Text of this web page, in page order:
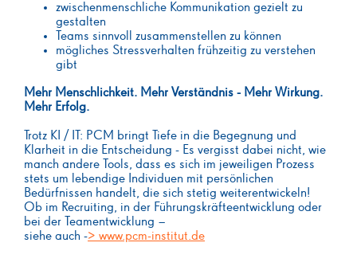
zwischenmenschliche Kommunikation gezielt zu
gestalten
Teams sinnvoll zusammenstellen zu können
mögliches Stressverhalten frühzeitig zu verstehen
gibt
Mehr Menschlichkeit. Mehr Verständnis - Mehr Wirkung.
Mehr Erfolg.
Trotz KI / IT: PCM bringt Tiefe in die Begegnung und
Klarheit in die Entscheidung - Es vergisst dabei nicht, wie
manch andere Tools, dass es sich im jeweiligen Prozess
stets um lebendige Individuen mit persönlichen
Bedürfnissen handelt, die sich stetig weiterentwickeln!
Ob im Recruiting, in der Führungskräfteentwicklung oder
bei der Teamentwicklung –
siehe auch -> www.pcm-institut.de